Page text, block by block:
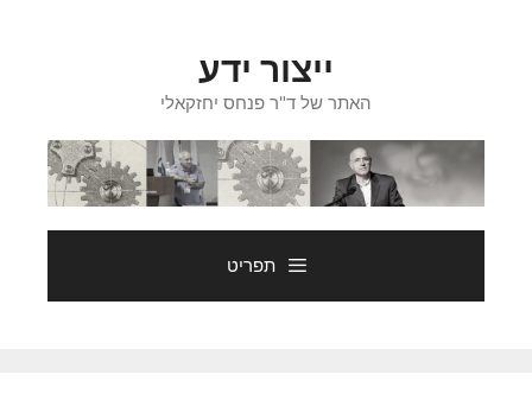
ייצור ידע
האתר של ד"ר פנחס יחזקאלי
תפריט